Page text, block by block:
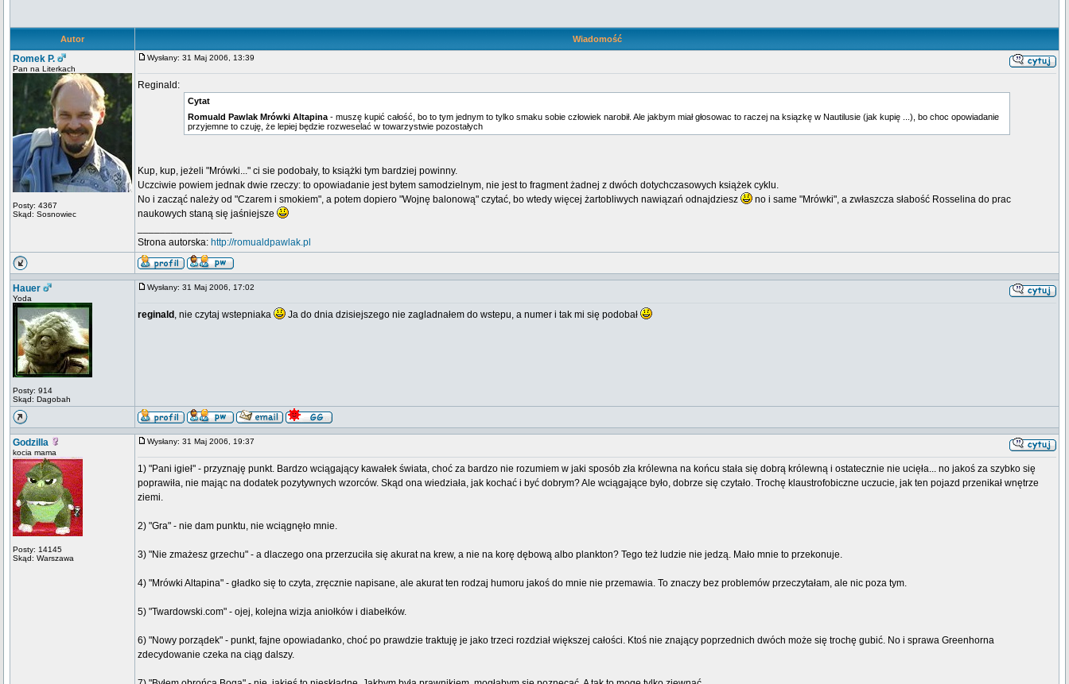
Autor Wiadomość
Romek P.
Pan na Literkach
Posty: 4367
Skąd: Sosnowiec
Wysłany: 31 Maj 2006, 13:39
Reginald:
Cytat
Romuald Pawlak Mrówki Altapina - muszę kupić całość, bo to tym jednym to tylko smaku sobie człowiek narobił. Ale jakbym miał głosowac to raczej na ksiązkę w Nautilusie (jak kupię ...), bo choc opowiadanie
przyjemne to czuję, że lepiej będzie rozweselać w towarzystwie pozostałych
Kup, kup, jeżeli "Mrówki..." ci sie podobały, to książki tym bardziej powinny.
Uczciwie powiem jednak dwie rzeczy: to opowiadanie jest bytem samodzielnym, nie jest to fragment żadnej z dwóch dotychczasowych książek cyklu.
No i zacząć należy od "Czarem i smokiem", a potem dopiero "Wojnę balonową" czytać, bo wtedy więcej żartobliwych nawiązań odnajdziesz
no i same "Mrówki", a zwłaszcza słabość Rosselina do prac
naukowych staną się jaśniejsze
Strona autorska: http://romualdpawlak.pl
Hauer
Yoda
Posty: 914
Skąd: Dagobah
Wysłany: 31 Maj 2006, 17:02
reginald , nie czytaj wstepniaka Ja do dnia dzisiejszego nie zagladnałem do wstepu, a numer i tak mi się podobał
Godzilla
kocia mama
Posty: 14145
Skąd: Warszawa
Wysłany: 31 Maj 2006, 19:37
1) "Pani igieł" - przyznaję punkt. Bardzo wciągający kawałek świata, choć za bardzo nie rozumiem w jaki sposób zła królewna na końcu stała się dobrą królewną i ostatecznie nie ucięła... no jakoś za szybko się
poprawiła, nie mając na dodatek pozytywnych wzorców. Skąd ona wiedziała, jak kochać i być dobrym? Ale wciągające było, dobrze się czytało. Trochę klaustrofobiczne uczucie, jak ten pojazd przenikał wnętrze
ziemi.
2) "Gra" - nie dam punktu, nie wciągnęło mnie.
3) "Nie zmażesz grzechu" - a dlaczego ona przerzuciła się akurat na krew, a nie na korę dębową albo plankton? Tego też ludzie nie jedzą. Mało mnie to przekonuje.
4) "Mrówki Altapina" - gładko się to czyta, zręcznie napisane, ale akurat ten rodzaj humoru jakoś do mnie nie przemawia. To znaczy bez problemów przeczytałam, ale nic poza tym.
5) "Twardowski.com" - ojej, kolejna wizja aniołków i diabełków.
6) "Nowy porządek" - punkt, fajne opowiadanko, choć po prawdzie traktuję je jako trzeci rozdział większej całości. Ktoś nie znający poprzednich dwóch może się trochę gubić. No i sprawa Greenhorna
zdecydowanie czeka na ciąg dalszy.